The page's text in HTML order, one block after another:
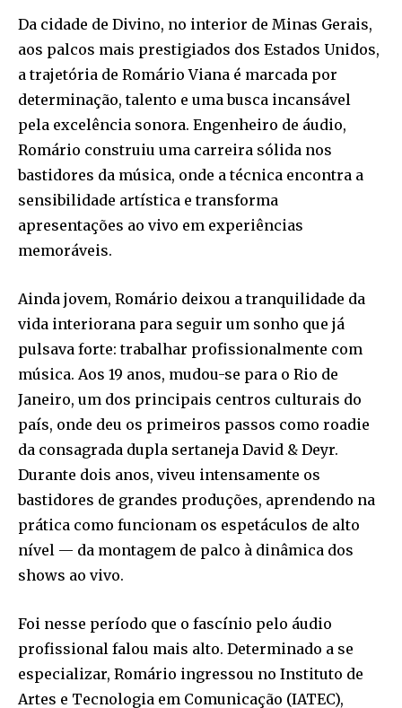
Da cidade de Divino, no interior de Minas Gerais,
aos palcos mais prestigiados dos Estados Unidos,
a trajetória de Romário Viana é marcada por
determinação, talento e uma busca incansável
pela excelência sonora. Engenheiro de áudio,
Romário construiu uma carreira sólida nos
bastidores da música, onde a técnica encontra a
sensibilidade artística e transforma
apresentações ao vivo em experiências
memoráveis.
Ainda jovem, Romário deixou a tranquilidade da
vida interiorana para seguir um sonho que já
pulsava forte: trabalhar profissionalmente com
música. Aos 19 anos, mudou-se para o Rio de
Janeiro, um dos principais centros culturais do
país, onde deu os primeiros passos como roadie
da consagrada dupla sertaneja David & Deyr.
Durante dois anos, viveu intensamente os
bastidores de grandes produções, aprendendo na
prática como funcionam os espetáculos de alto
nível — da montagem de palco à dinâmica dos
shows ao vivo.
Foi nesse período que o fascínio pelo áudio
profissional falou mais alto. Determinado a se
especializar, Romário ingressou no Instituto de
Artes e Tecnologia em Comunicação (IATEC),